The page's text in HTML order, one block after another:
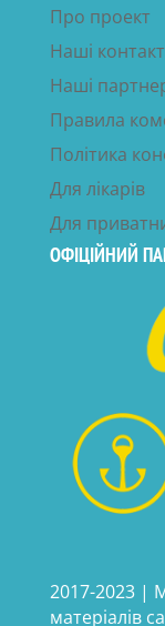
Про проект
Наші
Наші
Правила
Політика
Для лікарів
Для
ОФІЦІЙНИЙ
2017-2023 |
матеріалів